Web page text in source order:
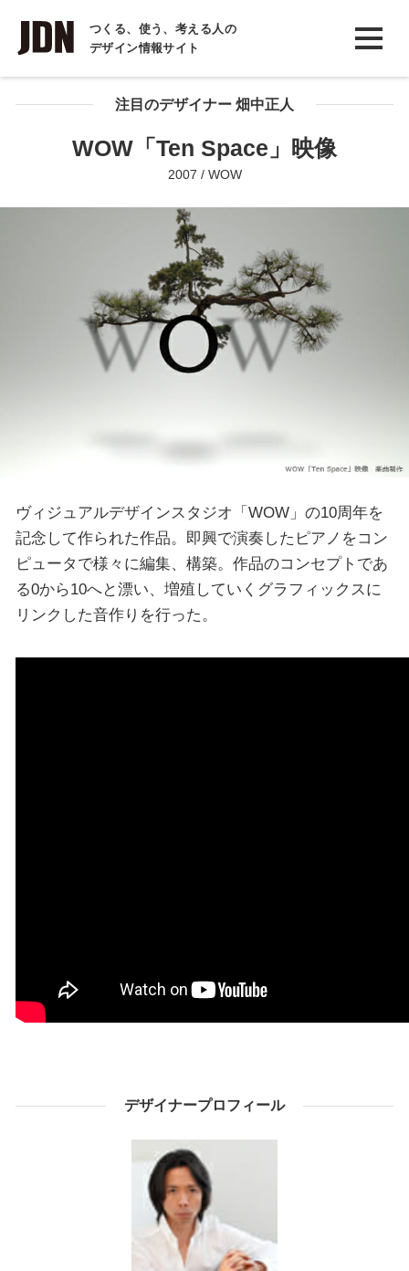
つくる、使う、考える人の
デザイン情報サイト
INTERVIEW
インタビュー
REPORT注目のデザイナー 畑中正人
WOW「Ten Space」映像
2007 / WOW
ヴィジュアルデザインスタジオ「WOW」の10周年を
記念して作られた作品。即興で演奏したピアノをコン
ピュータで様々に編集、構築。作品のコンセプトであ
る0から10へと漂い、増殖していくグラフィックスに
リンクした音作りを行った。
デザイナープロフィール